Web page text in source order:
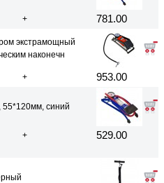
+ 781.00
экстрамощный
наконечн
+ 953.00
55*120мм, синий
+ 529.00